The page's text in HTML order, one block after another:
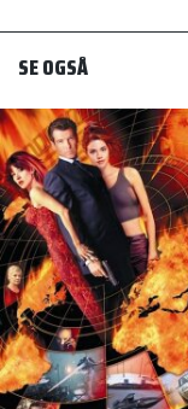
SE OGSÅ